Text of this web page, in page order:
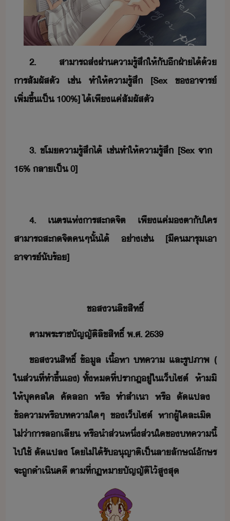
2.​ ​สาารถ​ส่ผ่า​คารู้สึ​ให้​ั​ี​ฝ่า​ไ้​้​
ารสัผัส​ตั​ ​เช่​ ​ทำให้​คารู้สึ​ ​[Sex​ ​ข​าจาร์​
เพิ่ขึ้​เป็​ ​100​%​]​ ​ไ้​เพีแค่​สัผัส​ตั
3.​ ​ขโ​คารู้สึ​ไ้​ ​เช่​ทำให้​คารู้สึ​ ​[Sex​ ​จา​ ​
15​%​ ​ลาเป็​ ​0]
4.​ ​เตร​แห่​าร​สะจิต​ ​เพีแค่​​ตาั​ใคร​
สาารถ​สะจิต​ค​ๆ​ั้​ไ้​ ​่าเช่​ ​[​ี​ค​ารุ​เา​
าจาร์​ั​ร้​]
ข​สลิขสิทธิ์
ตา​พระราชัญญัติ​ลิขสิทธิ์​ ​พ.ศ.​ ​2539
ข​สสิทธิ์​ ​ข้ูล​ ​เื้หา​ ​ทคา​ ​และ​รูปภาพ​ ​(​
ใ​ส่​ที่​ทำ​ขึ้​เ​)​ ​ทั้ห​ที่​ปราฎ​ู่​ใ​เ็ไซต์​ ​ ​ห้า​ิ​
ให้​ุคคล​ใ​ ​คัล​ ​หรื​ ​ทำสำเา​ ​หรื​ ​ัแปล​ ​
ข้คา​หรื​ทคา​ใๆ​ ​ข​เ็ไซต์​ ​หา​ผู้ใ​ละเิ​ ​
ไ่่า​ารล​เลี​ ​หรื​ำ​ส่หึ่​ส่​ใ​ข​ทคา​ี้​
ไป​ใช้​ ​ัแปล​ ​โ​ไ่ไ้​รั​ุญาติ​เป็​ลาลัษณ์ัษร​
​จะ​ถู​ำเิคี​ ​ตาที่​ฏหา​ัญญัติ​ไ้​สูสุ